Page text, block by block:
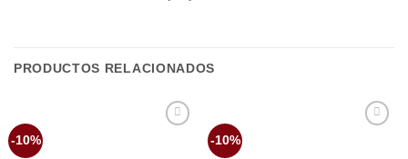
PRODUCTOS RELACIONADOS
-10% -10%